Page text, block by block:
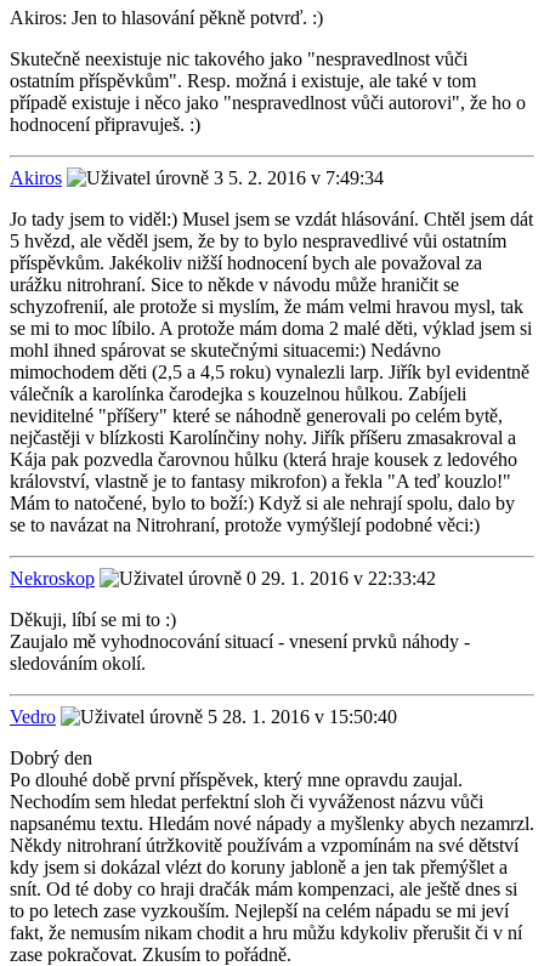
Akiros: Jen to hlasování pěkně potvrď. :)
Skutečně neexistuje nic takového jako "nespravedlnost vůči
ostatním příspěvkům". Resp. možná i existuje, ale také v tom
případě existuje i něco jako "nespravedlnost vůči autorovi", že ho o
hodnocení připravuješ. :)
Akiros
5. 2. 2016 v 7:49:34
Jo tady jsem to viděl:) Musel jsem se vzdát hlásování. Chtěl jsem dát
5 hvězd, ale věděl jsem, že by to bylo nespravedlivé vůi ostatním
příspěvkům. Jakékoliv nižší hodnocení bych ale považoval za
urážku nitrohraní. Sice to někde v návodu může hraničit se
schyzofrenií, ale protože si myslím, že mám velmi hravou mysl, tak
se mi to moc líbilo. A protože mám doma 2 malé děti, výklad jsem si
mohl ihned spárovat se skutečnými situacemi:) Nedávno
mimochodem děti (2,5 a 4,5 roku) vynalezli larp. Jiřík byl evidentně
válečník a karolínka čarodejka s kouzelnou hůlkou. Zabíjeli
neviditelné "příšery" které se náhodně generovali po celém bytě,
nejčastěji v blízkosti Karolínčiny nohy. Jiřík příšeru zmasakroval a
Kája pak pozvedla čarovnou hůlku (která hraje kousek z ledového
království, vlastně je to fantasy mikrofon) a řekla "A teď kouzlo!"
Mám to natočené, bylo to boží:) Když si ale nehrají spolu, dalo by
se to navázat na Nitrohraní, protože vymýšlejí podobné věci:)
Nekroskop
29. 1. 2016 v 22:33:42
Děkuji, líbí se mi to :)
Zaujalo mě vyhodnocování situací - vnesení prvků náhody -
sledováním okolí.
Vedro
28. 1. 2016 v 15:50:40
Dobrý den
Po dlouhé době první příspěvek, který mne opravdu zaujal.
Nechodím sem hledat perfektní sloh či vyváženost názvu vůči
napsanému textu. Hledám nové nápady a myšlenky abych nezamrzl.
Někdy nitrohraní útržkovitě používám a vzpomínám na své dětství
kdy jsem si dokázal vlézt do koruny jabloně a jen tak přemýšlet a
snít. Od té doby co hraji dračák mám kompenzaci, ale ještě dnes si
to po letech zase vyzkouším. Nejlepší na celém nápadu se mi jeví
fakt, že nemusím nikam chodit a hru můžu kdykoliv přerušit či v ní
zase pokračovat. Zkusím to pořádně.